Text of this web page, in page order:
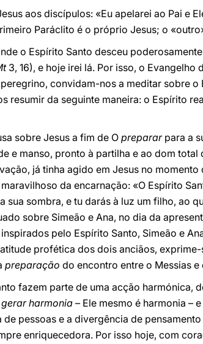
aos discípulos: «Eu apelarei ao Pai e
Paráclito é o próprio Jesus; o
o Espírito Santo desceu
3, 16), e hoje irei lá. Por isso, o Evangelho
convidam-nos a meditar sobre o
resumir da seguinte maneira: o Espírito
sobre Jesus a fim de Oprepararpara a
e manso, pronto à partilha e ao dom total
já tinha agido em Jesus no
da encarnação: «O Espírito
sombra, e tu darás à luz um filho, ao
sobre Simeão e Ana, no dia da
pelo Espírito Santo, Simeão e
profética dos dois anciãos,
preparação do encontro entre o Messias e
fazem parte de uma acção harmónica,
gerar harmonia – Ele mesmo é harmonia – e
pessoas e a divergência de
enriquecedora. Por isso hoje, com